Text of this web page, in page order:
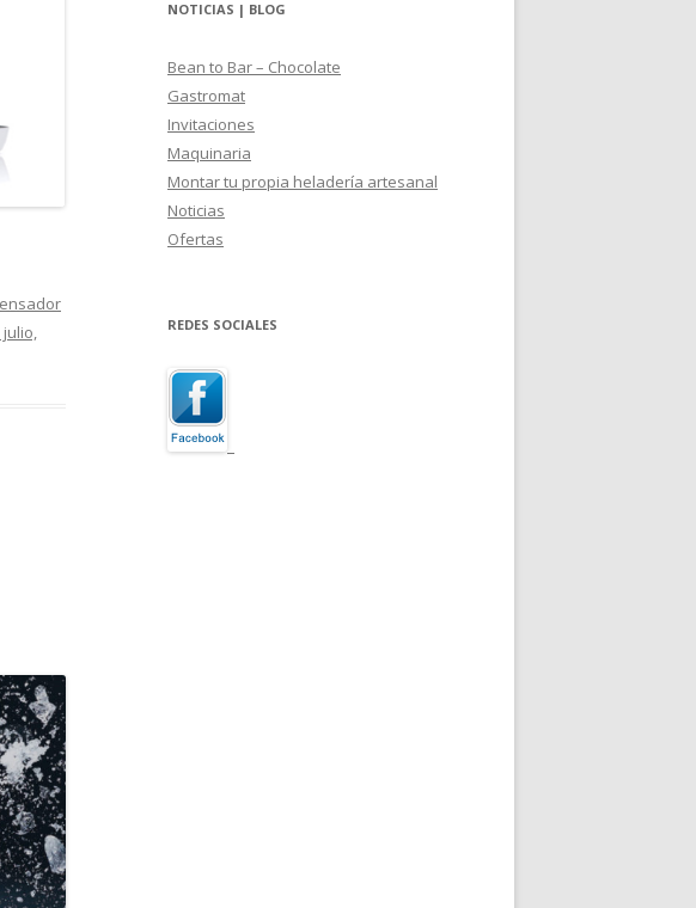
julio,
NOTICIAS | BLOG
Bean to Bar – Chocolate
Gastromat
Invitaciones
Maquinaria
Montar tu propia heladería artesanal
Noticias
Ofertas
REDES SOCIALES